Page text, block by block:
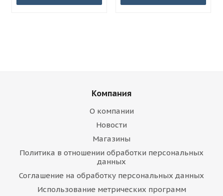
Компания
О компании
Новости
Магазины
Политика в отношении обработки персональных
данных
Соглашение на обработку персональных данных
Использование метрических программ